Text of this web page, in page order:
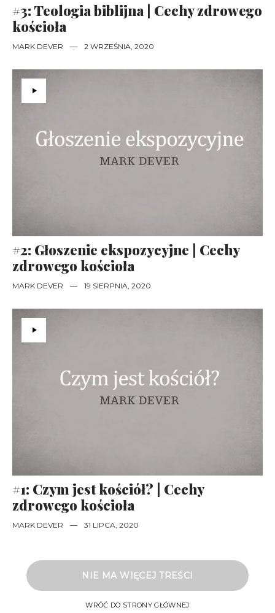
#3: Teologia biblijna | Cechy zdrowego
kościoła
MARK DEVER — 2 WRZEŚNIA, 2020
#2: Głoszenie ekspozycyjne | Cechy
zdrowego kościoła
MARK DEVER — 19 SIERPNIA, 2020
#1: Czym jest kościół? | Cechy
zdrowego kościoła
MARK DEVER — 31 LIPCA, 2020
NIE MA WIĘCEJ TREŚCI
WRÓĆ DO STRONY GŁÓWNEJ